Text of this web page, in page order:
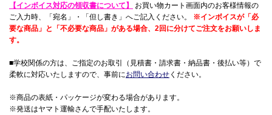
【インボイス対応の領収書について】
お買い物カート画面内のお客様情報の
ご入力時、「宛名」・「但し書き」へご記入ください。 ※インボイスが「必
要な商品」と「不必要な商品」がある場合、2回に分けてご注文をお願いしま
す。
■学校関係の方は、ご指定のお取引（見積書・請求書・納品書・後払い等）で
柔軟に対応いたしますので、事前にお問い合わせ ください。
※商品の表紙・パッケージが変わる場合があります。
※発送はヤマト運輸さんで手配いたします。